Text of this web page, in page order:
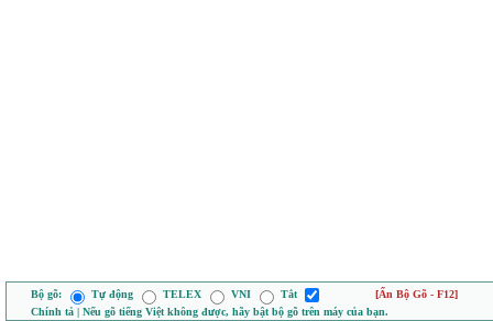
Bộ gõ: Tự động TELEX VNI Tắt
[Ẩn Bộ Gõ - F12]
Chính tả | Nếu gõ tiếng Việt không được, hãy bật bộ gõ trên máy của bạn.